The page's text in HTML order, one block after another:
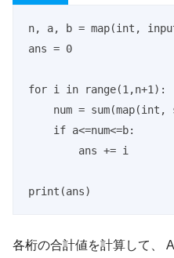
n, a, b = map(int,
ans = 0
for i in range(1,n+1):
print(ans)
各桁の合計値を計算して、